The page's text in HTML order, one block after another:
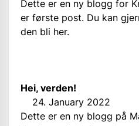
Dette er en ny blogg for
er første post. Du kan
den bli her.
Hei, verden!
24. January 2022
Dette er en ny blogg på